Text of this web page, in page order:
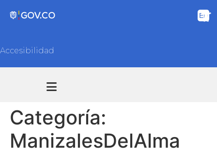
Accesibilidad
Categoría:
ManizalesDelAlma